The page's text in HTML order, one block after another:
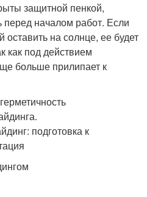
защитной пенкой,
перед началом работ. Если
оставить на солнце, ее будет
как под действием
больше прилипает к